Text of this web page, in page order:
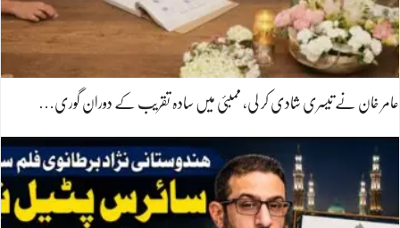
عامر خان نے تیسری شادی کر لی، ممبئی میں سادہ تقریب کے دوران گوری…